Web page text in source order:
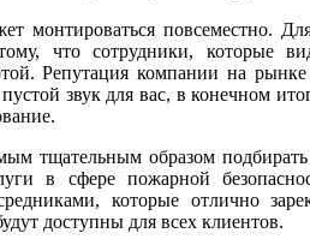
монтироваться
что сотрудники, которые
Репутация компании на
звук для вас, в конечном
тщательным образом
в сфере пожарной
которые отлично
доступны для всех клиентов.